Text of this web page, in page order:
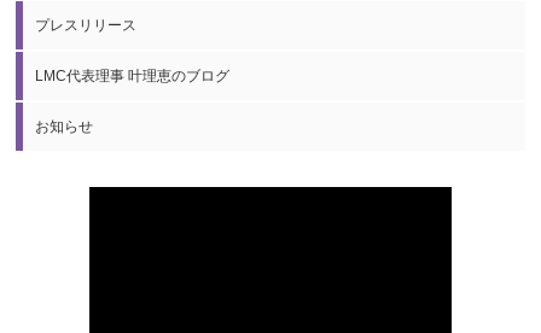
プレスリリース
LMC代表理事 叶理恵のブログ
お知らせ